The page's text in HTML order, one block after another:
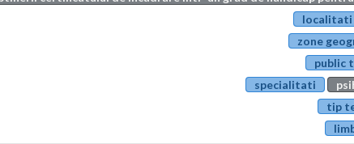
localitati
zone
public
specialitati
tip